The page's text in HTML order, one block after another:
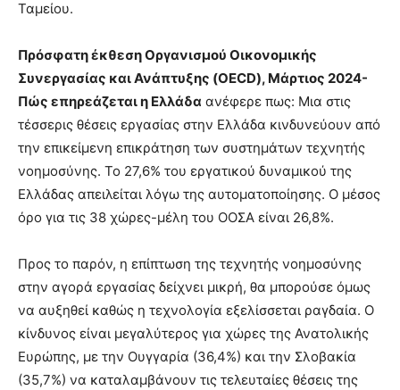
Ταμείου.
Πρόσφατη έκθεση Οργανισμού Οικονομικής
Συνεργασίας και Ανάπτυξης (OECD), Μάρτιος 2024-
Πώς επηρεάζεται η Ελλάδα ανέφερε πως: Μια στις
τέσσερις θέσεις εργασίας στην Ελλάδα κινδυνεύουν από
την επικείμενη επικράτηση των συστημάτων τεχνητής
νοημοσύνης. Το 27,6% του εργατικού δυναμικού της
Ελλάδας απειλείται λόγω της αυτοματοποίησης. Ο μέσος
όρο για τις 38 χώρες-μέλη του ΟΟΣΑ είναι 26,8%.
Προς το παρόν, η επίπτωση της τεχνητής νοημοσύνης
στην αγορά εργασίας δείχνει μικρή, θα μπορούσε όμως
να αυξηθεί καθώς η τεχνολογία εξελίσσεται ραγδαία. Ο
κίνδυνος είναι μεγαλύτερος για χώρες της Ανατολικής
Ευρώπης, με την Ουγγαρία (36,4%) και την Σλοβακία
(35,7%) να καταλαμβάνουν τις τελευταίες θέσεις της